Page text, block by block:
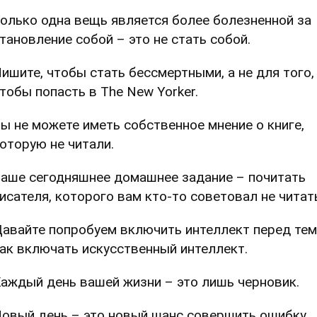
одна вещь является более болезненной за
собой – это не стать собой.
чтобы стать бессмертными, а не для того,
попасть в The New Yorker.
не можете иметь собственное мнение о книге,
не читали.
сегодняшнее домашнее задание – почитать
которого вам кто-то советовал не
попробуем включить интеллект перед
включать искусственный интеллект.
день вашей жизни – это лишь черновик.